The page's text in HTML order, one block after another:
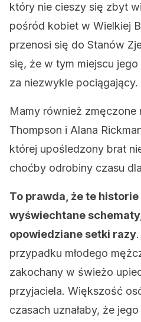
który nie cieszy się zbyt
pośród kobiet w Wielkiej
przenosi się do Stanów
się, że w tym miejscu
za niezwykle pociągający.
Mamy również zmęczone
Thompson i Alana
której upośledzony brat
choćby odrobiny czasu
To prawda, że te
wyświechtane
opowiedziane setki razy
przypadku młodego
zakochany w świeżo
przyjaciela. Większość
czasach uznałaby, że jego